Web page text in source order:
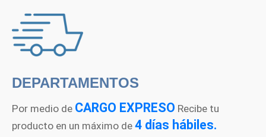
DEPARTAMENTOS
Por medio de CARGO EXPRESO Recibe tu
producto en un máximo de 4 días hábiles.